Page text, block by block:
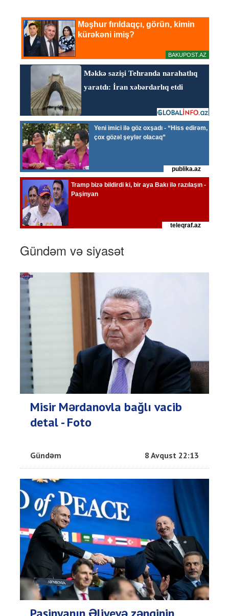
Gündəm və siyasət
Misir Mərdanovla bağlı vacib
detal - Foto
Gündəm 8 Avqust 22:13